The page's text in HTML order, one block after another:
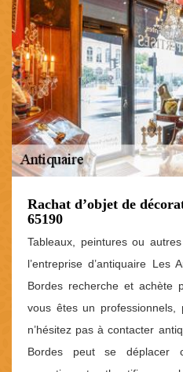
Rachat d’objet de
65190
Tableaux, peintures ou
l’entreprise d’antiquaire Les
Bordes recherche et achète
vous êtes un professionnels,
n’hésitez pas à contacter
Bordes peut se déplacer